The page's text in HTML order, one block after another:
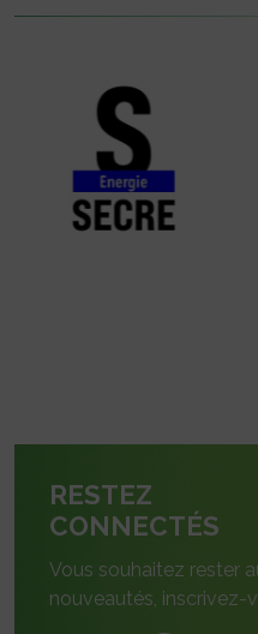
RESTEZ
CONNECTÉS
Vous souhaitez rester
nouveautés, inscrivez-